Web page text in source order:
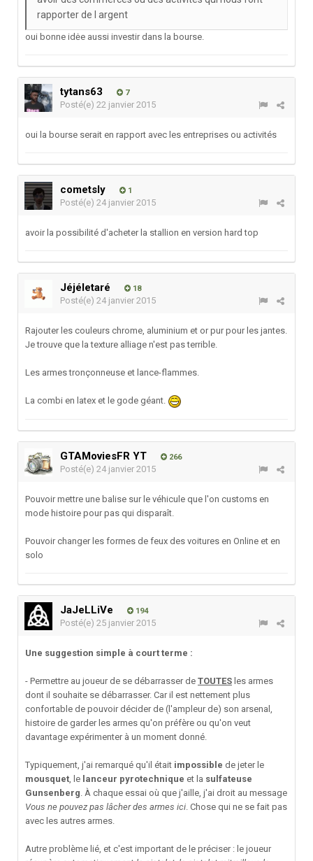
rapporter de l argent
oui bonne idėe aussi investir dans la bourse.
tytans63 7
Posté(e) 22 janvier 2015
oui la bourse serait en rapport avec les entreprises ou activités
cometsly 1
Posté(e) 24 janvier 2015
avoir la possibilité d'acheter la stallion en version hard top
Jéjéletaré 18
Posté(e) 24 janvier 2015
Rajouter les couleurs chrome, aluminium et or pur pour les jantes.
Je trouve que la texture alliage n'est pas terrible.
Les armes tronçonneuse et lance-flammes.
La combi en latex et le gode géant.
GTAMoviesFR YT 266
Posté(e) 24 janvier 2015
Pouvoir mettre une balise sur le véhicule que l'on customs en
mode histoire pour pas qui disparaît.
Pouvoir changer les formes de feux des voitures en Online et en
solo
JaJeLLiVe 194
Posté(e) 25 janvier 2015
Une suggestion simple à court terme :
- Permettre au joueur de se débarrasser de TOUTES les armes
dont il souhaite se débarrasser. Car il est nettement plus
confortable de pouvoir décider de (l'ampleur de) son arsenal,
histoire de garder les armes qu'on préfère ou qu'on veut
davantage expérimenter à un moment donné.
Typiquement, j'ai remarqué qu'il était impossible de jeter le
mousquet, le lanceur pyrotechnique et la sulfateuse
Gunsenberg. À chaque essai où que j'aille, j'ai droit au message
Vous ne pouvez pas lâcher des armes ici. Chose qui ne se fait pas
avec les autres armes.
Autre problème lié, et c'est important de le préciser : le joueur